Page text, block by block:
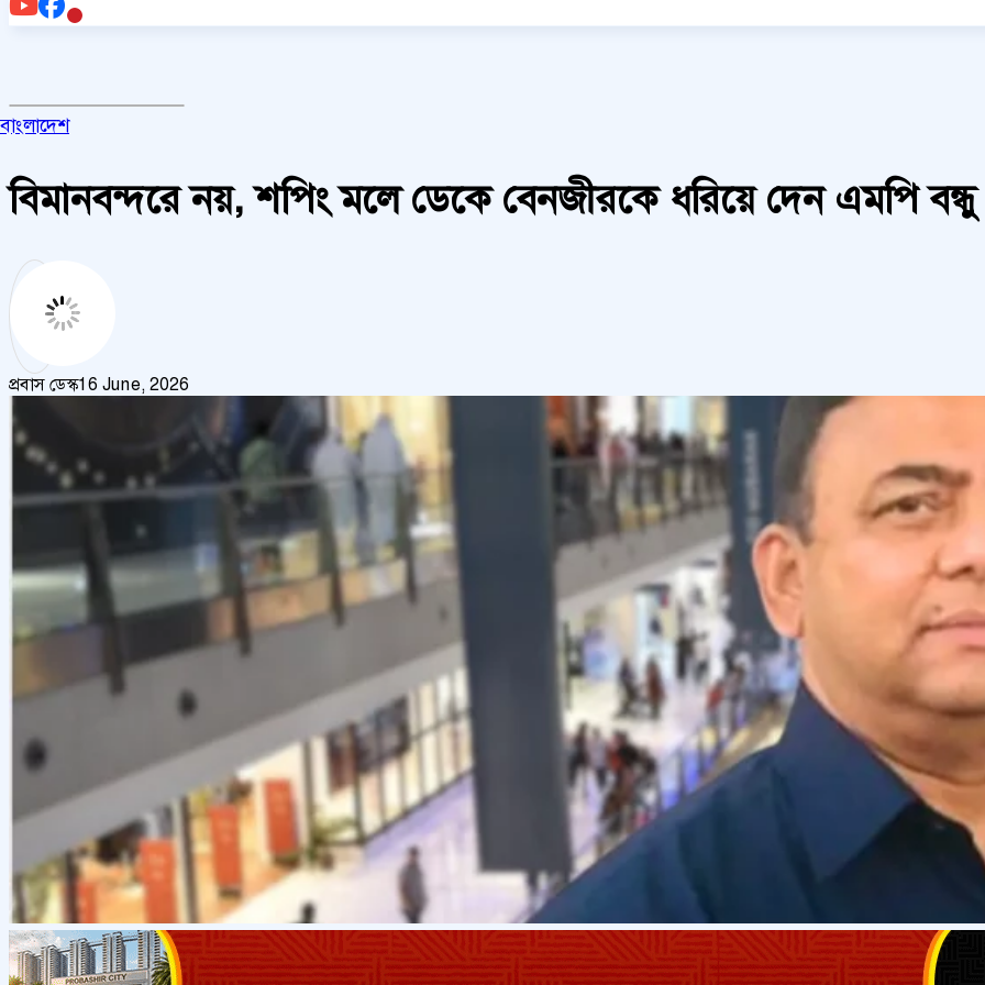
বাংলাদেশ
বিমানবন্দরে নয়, শপিং মলে ডেকে বেনজীরকে ধরিয়ে দেন এমপি বন্ধু
প্রবাস ডেস্ক16 June, 2026